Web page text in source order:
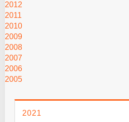
2012
2011
2010
2009
2008
2007
2006
2005
2021